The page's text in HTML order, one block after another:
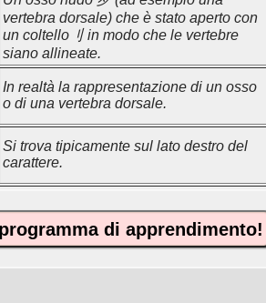
vertebra dorsale) che è stato aperto con
un coltello刂 in modo che le vertebre
siano allineate.
In realtà la rappresentazione di un osso
o di una vertebra dorsale.
Si trova tipicamente sul lato destro del
carattere.
di apprendimento!